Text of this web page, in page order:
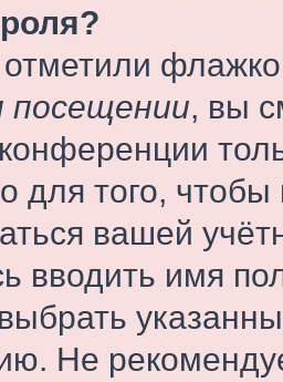
посещении, вы
для того, чтобы
вашей
вводить имя
Не